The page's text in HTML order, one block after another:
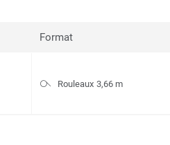
Format
Rouleaux 3,66 m